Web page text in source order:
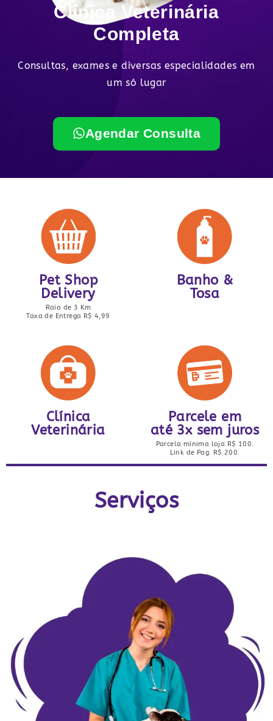
Clínica Veterinária
Completa
Consultas, exames e diversas especialidades em
um só lugar
Agendar Consulta
Pet Shop
Delivery
Raio de 3 Km
Taxa de Entrega R$ 4,99
Banho &
Tosa
Clínica
Veterinária
Parcele em
até 3x sem juros
Parcela mínima loja R$ 100.
Link de Pag. R$ 200.
Serviços